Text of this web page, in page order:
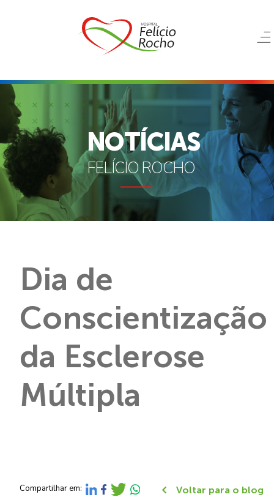
NOTÍCIAS
FELÍCIO ROCHO
Dia de
Conscientização
da Esclerose
Múltipla
Compartilhar em: Voltar para o blog